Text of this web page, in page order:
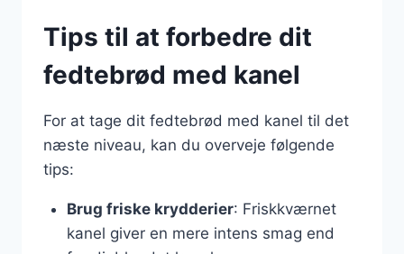
Tips til at forbedre dit
fedtebrød med kanel
For at tage dit fedtebrød med kanel til det
næste niveau, kan du overveje følgende
tips:
Brug friske krydderier: Friskkværnet
kanel giver en mere intens smag end